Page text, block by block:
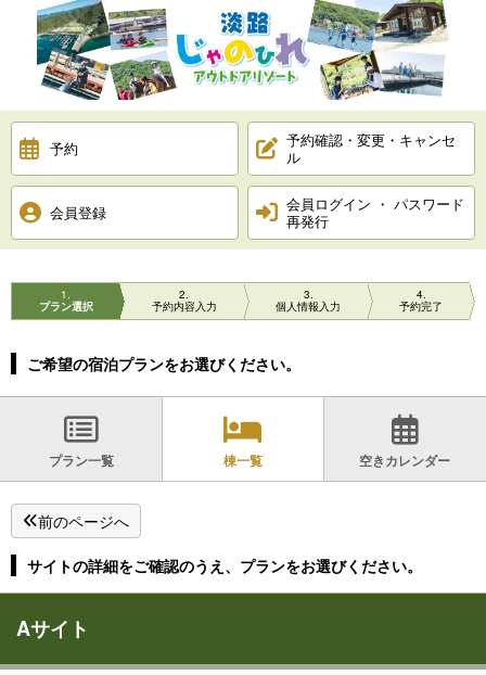
予約
予約確認・変更・キャンセ
ル
会員登録
会員ログイン ・ パスワード
再発行
1
プラン選択
2
予約内容入力
3
個人情報入力
4
予約完了
ご希望の宿泊プランをお選びください。
プラン一覧 棟一覧 空きカレンダー
前のページへ
サイトの詳細をご確認のうえ、プランをお選びください。
Aサイト